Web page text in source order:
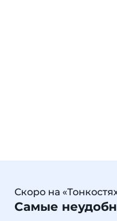
Скоро на
Самые